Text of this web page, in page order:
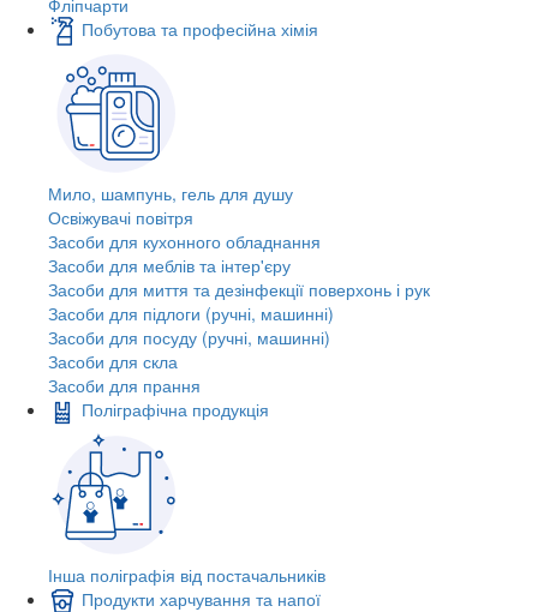
Фліпчарти
Побутова та професійна хімія
Мило, шампунь, гель для душу
Освіжувачі повітря
Засоби для кухонного обладнання
Засоби для меблів та інтер'єру
Засоби для миття та дезінфекції поверхонь і рук
Засоби для підлоги (ручні, машинні)
Засоби для посуду (ручні, машинні)
Засоби для скла
Засоби для прання
Поліграфічна продукція
Інша поліграфія від постачальників
Продукти харчування та напої